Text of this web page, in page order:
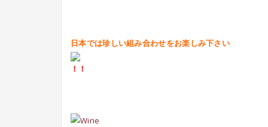
日本では珍しい組み合わせをお楽しみ下さい